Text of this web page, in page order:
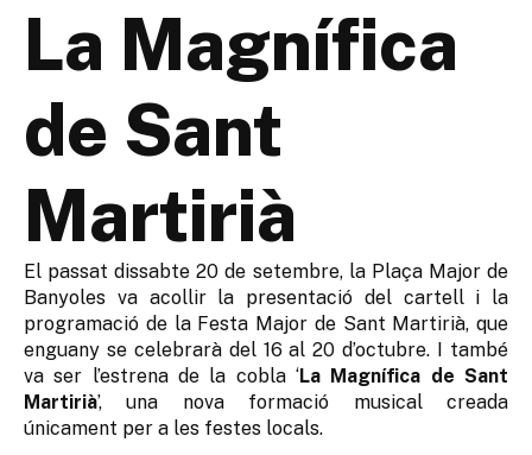
La Magnífica
de Sant
Martirià
El passat dissabte 20 de setembre, la Plaça Major de
Banyoles va acollir la presentació del cartell i la
programació de la Festa Major de Sant Martirià, que
enguany se celebrarà del 16 al 20 d’octubre. I també
va ser l’estrena de la cobla ‘La Magnífica de Sant
Martirià’, una nova formació musical creada
únicament per a les festes locals.